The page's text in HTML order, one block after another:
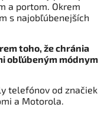
a portom. Okrem
s najobľúbenejších
toho, že chránia
obľúbeným módnym
telefónov od značiek
a Motorola.